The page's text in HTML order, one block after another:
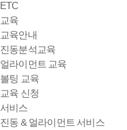
ETC
교육
교육안내
진동분석교육
얼라이먼트 교육
볼팅 교육
교육 신청
서비스
진동 & 얼라이먼트 서비스